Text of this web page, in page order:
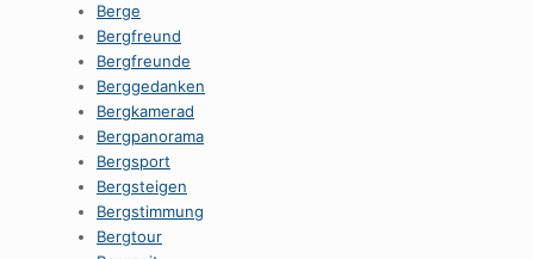
Berge
Bergfreund
Bergfreunde
Berggedanken
Bergkamerad
Bergpanorama
Bergsport
Bergsteigen
Bergstimmung
Bergtour